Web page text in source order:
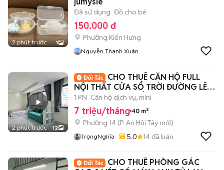
2 phút trước 1
Đã sử dụng Đồ cho bé
150.000 đ
Phường Kiến Hưng
Nguyễn Thanh Xuân
2 phút trước 12
CHO THUÊ CĂN HỘ FULL
NỘI THẤT CỬA SỔ TRỜI ĐƯỜNG LÊ
VĂN THỌ - GÒ VẤP
1 PN Căn hộ dịch vụ, mini
7 triệu/tháng 40 m²
Phường 14 (P. An Hội Tây mới)
TrọngNghĩa 5.0 14đã bán
CHO THUÊ PHÒNG GÁC